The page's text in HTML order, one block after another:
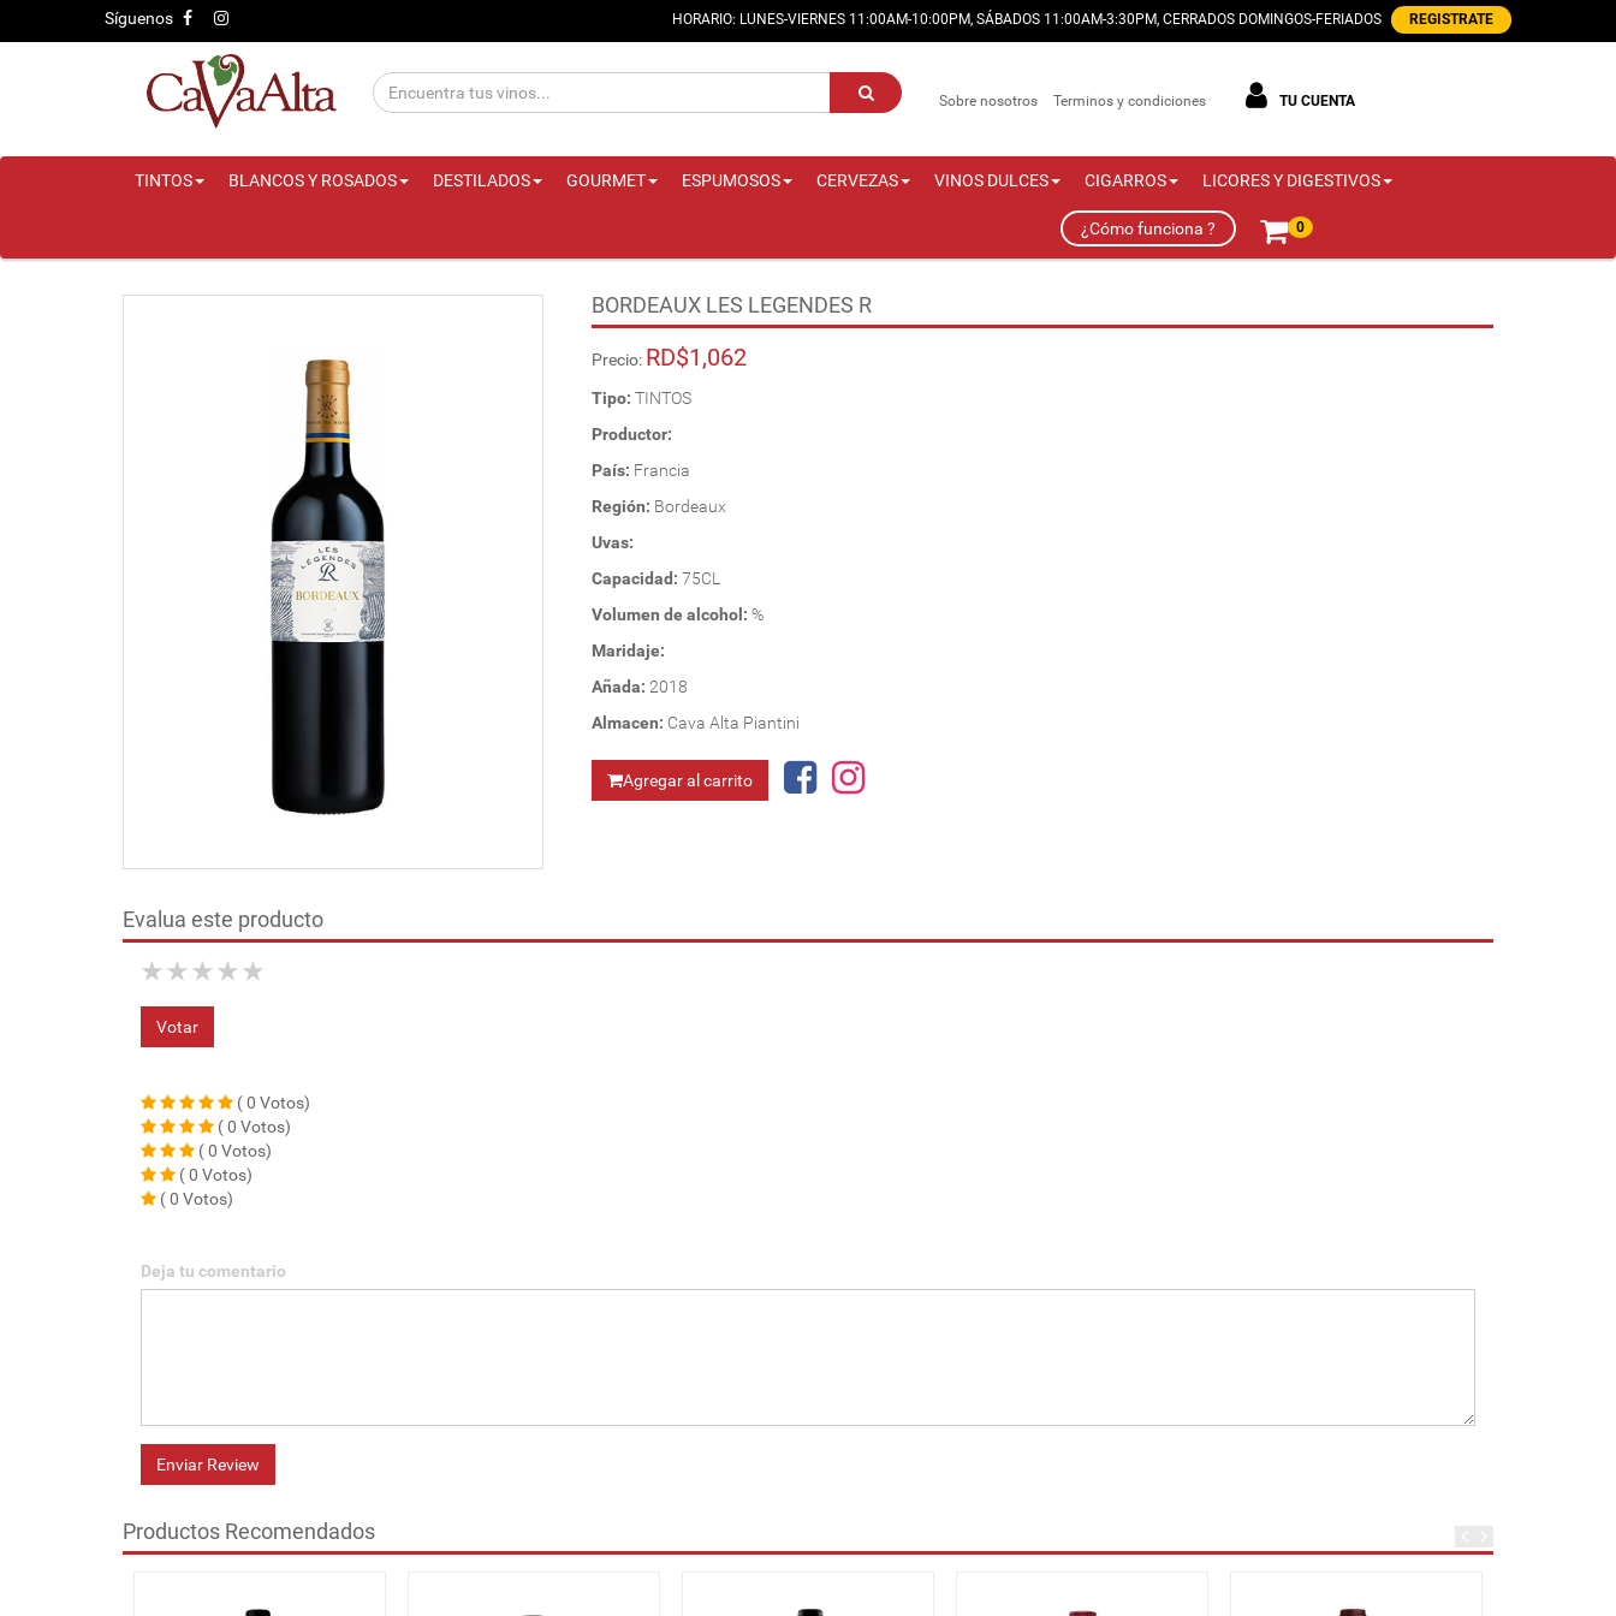
Síguenos HORARIO: LUNES-VIERNES 11:00AM-10:00PM, SÁBADOS 11:00AM-3:30PM, CERRADOS DOMINGOS-FERIADOS REGISTRATE
Sobre nosotros Terminos y condiciones TU CUENTA
TINTOS BLANCOS Y ROSADOS DESTILADOS GOURMET ESPUMOSOS CERVEZAS VINOS DULCES CIGARROS LICORES Y DIGESTIVOS
¿Cómo funciona ? 0
BORDEAUX LES LEGENDES R
Precio: RD$1,062
Tipo: TINTOS
Productor:
País: Francia
Región: Bordeaux
Uvas:
Capacidad: 75CL
Volumen de alcohol: %
Maridaje:
Añada: 2018
Almacen: Cava Alta Piantini
Agregar al carrito
Evalua este producto
★
★
★
★
★
Votar
( 0 Votos)
( 0 Votos)
( 0 Votos)
( 0 Votos)
( 0 Votos)
Deja tu comentario
Enviar Review
Productos Recomendados